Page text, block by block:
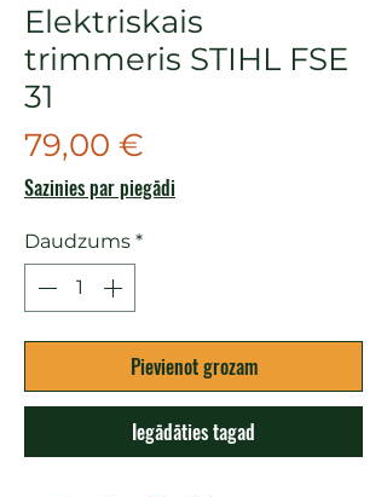
Elektriskais
trimmeris STIHL FSE
31
79,00 €
Sazinies par piegādi
Daudzums *
Pievienot grozam
Iegādāties tagad